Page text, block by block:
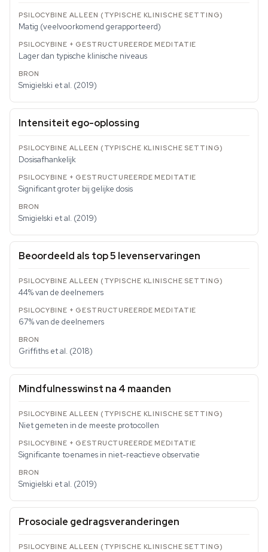
Matig (veelvoorkomend gerapporteerd)
Lager dan typische klinische niveaus
Smigielski et al. (2019)
Intensiteit ego-oplossing
Dosisafhankelijk
Significant groter bij gelijke dosis
Smigielski et al. (2019)
Beoordeeld als top 5 levenservaringen
44% van de deelnemers
67% van de deelnemers
Griffiths et al. (2018)
Mindfulnesswinst na 4 maanden
Niet gemeten in de meeste protocollen
Significante toenames in niet-reactieve observatie
Smigielski et al. (2019)
Prosociale gedragsveranderingen